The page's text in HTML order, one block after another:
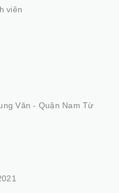
viên
Văn - Quận Nam Từ